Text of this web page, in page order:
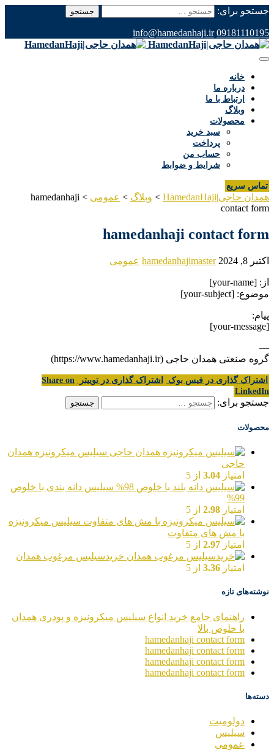
جستجو برای:
09181110195
info@hamedanhaji.ir
خانه
درباره ما
ارتباط با ما
وبلاگ
محصولات
سبد خرید
پرداخت
حساب من
شرایط و ضوابط
تماس سریع
همدان حاجی|HamedanHaji > وبلاگ > عمومی >
hamedanhaji
contact form
hamedanhaji contact form
اکتبر 8, 2024 hamedanhajimaster عمومی
از: [your-name]
موضوع: [your-subject]
پیام:
[your-message]
—
گروه صنعتی همدان حاجی (https://www.hamedanhaji.ir)
اشتراک گذاری در فیس بوک اشتراک گذاری در توییتر
Share on
LinkedIn
جستجو برای:
محصولات
سیلیس میکرونیزه همدان
حاجی
امتیاز 3.04 از 5
سیلیس دانه بندی با خلوص
99%
امتیاز 2.98 از 5
سیلیس میکرونیزه
با مش های متفاوت
امتیاز 2.97 از 5
خریدسیلیس مرغوب همدان
امتیاز 3.36 از 5
نوشته‌های تازه
راهنمای جامع خرید انواع سیلیس میکرونیزه و پودری همدان
با خلوص بالا
hamedanhaji contact form
hamedanhaji contact form
hamedanhaji contact form
hamedanhaji contact form
دسته‌ها
دولومیت
سیلیس
عمومی